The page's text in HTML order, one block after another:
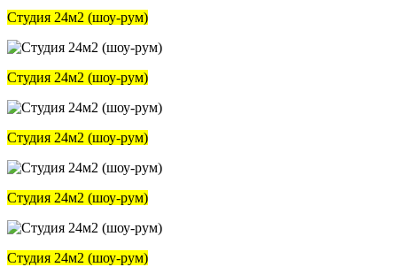
Студия 24м2 (шоу-рум)
Студия 24м2 (шоу-рум)
Студия 24м2 (шоу-рум)
Студия 24м2 (шоу-рум)
Студия 24м2 (шоу-рум)